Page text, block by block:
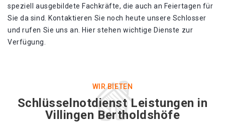
speziell ausgebildete Fachkräfte, die auch an Feiertagen für
Sie da sind. Kontaktieren Sie noch heute unsere Schlosser
und rufen Sie uns an. Hier stehen wichtige Dienste zur
Verfügung.
WIR BIETEN
Schlüsselnotdienst Leistungen in
Villingen Bertholdshöfe